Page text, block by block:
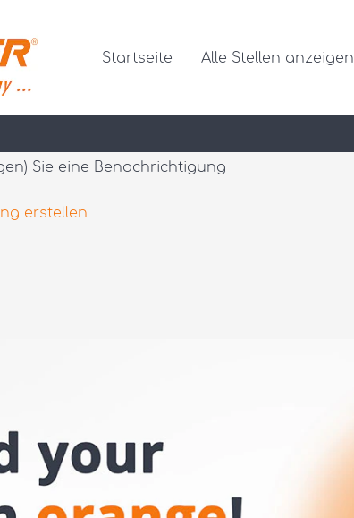
Startseite Alle Stellen anzeigen
Sie eine Benachrichtigung
erstellen